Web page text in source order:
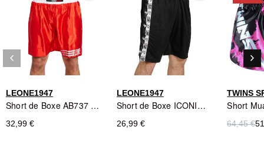
l'effort
Tailles disponibles :
S, M, L, XL, 2XL
Style :Design ICONIC alliant fonctionnalité et esthétisme
LEONE1947
Short de Boxe AB737 Rouge - Leone1947
32,99 €
LEONE1947
Short de Boxe ICONIC Noir - Leone1947
26,99 €
TWINS
64,45 €
Précédent
keyboard_arrow_left keyboard_arrow_right